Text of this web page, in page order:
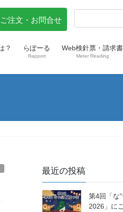
ご注文・お問合せ
？ らぽーる
Rapport
Web検針票・請求書
Meter Reading
最近の投稿
第4回「な
2026」に